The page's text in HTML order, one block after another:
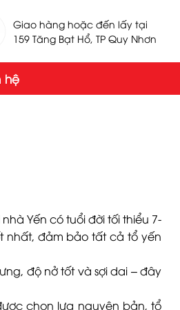
Giao hàng hoặc đến lấy tại
159 Tăng Bạt Hổ, TP Quy Nhơn
hệ
Yến có tuổi đời tối thiểu 7-
nhất, đảm bảo tất cả tổ yến
độ nở tốt và sợi dai – đây
chọn lựa nguyên bản, tổ